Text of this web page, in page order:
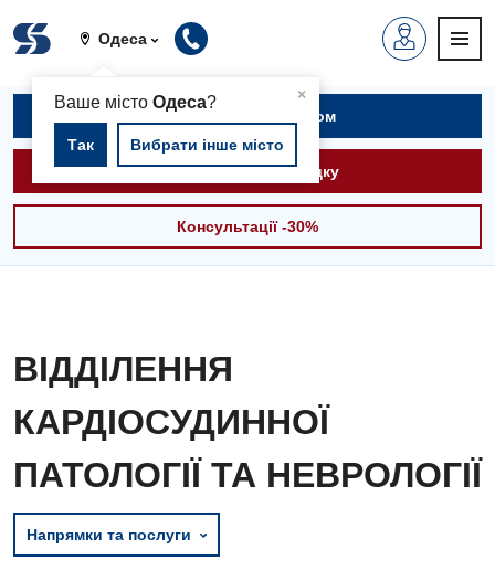
Одеса
×
Ваше містоОдеса?
Так Вибрати інше місто
Записатися на прийом
Викликати швидку
Консультації -30%
ВІДДІЛЕННЯ
КАРДІОСУДИННОЇ
ПАТОЛОГІЇ ТА НЕВРОЛОГІЇ
Напрямки та послуги